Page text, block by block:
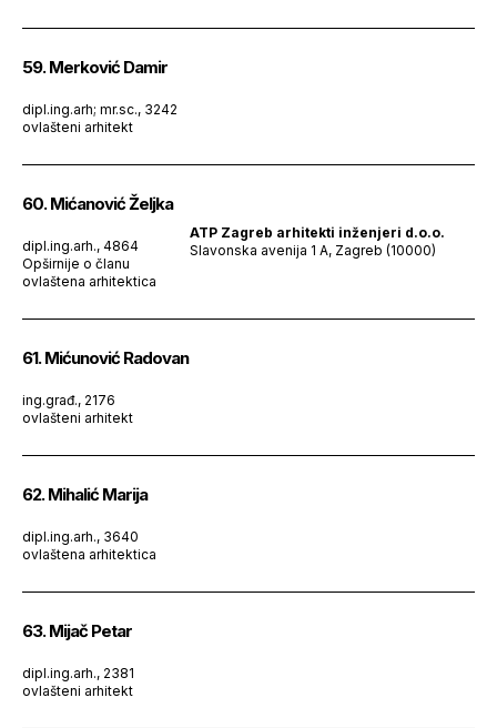
59. Merković Damir
dipl.ing.arh; mr.sc., 3242
ovlašteni arhitekt
60. Mićanović Željka
dipl.ing.arh., 4864
Opširnije o članu
ovlaštena arhitektica
ATP Zagreb arhitekti inženjeri d.o.o.
Slavonska avenija 1 A, Zagreb (10000)
61. Mićunović Radovan
ing.građ., 2176
ovlašteni arhitekt
62. Mihalić Marija
dipl.ing.arh., 3640
ovlaštena arhitektica
63. Mijač Petar
dipl.ing.arh., 2381
ovlašteni arhitekt